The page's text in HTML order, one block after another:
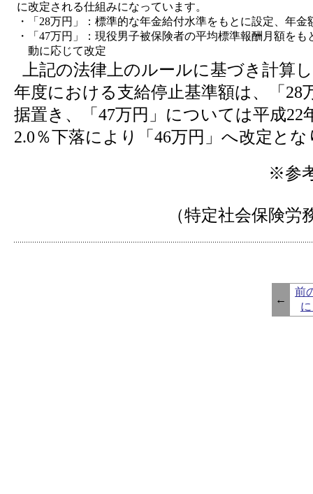
に改定される仕組みになっています。
・
「28万円」：標準的な年金給付水準をもとに設定、年
・
「47万円」：現役男子被保険者の平均標準報酬月額を
動に応じて改定
上記の法律上のルールに基づき計算
年度における支給停止基準額は、「28
据置き、「47万円」については平成22
2.0％下落により「46万円」へ改定と
※参
（特定社会保険
←
前